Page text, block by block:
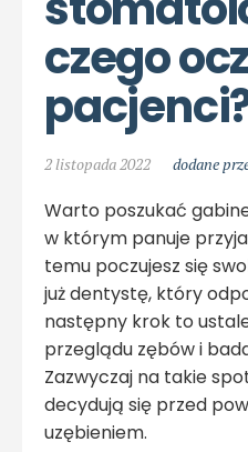
czego
2 listopada 2022 dodane
Warto poszukać
w którym panuje
temu poczujesz się
już dentystę, który
następny krok to
przeglądu zębów i
Zazwyczaj na takie
decydują się przed
uzębieniem.